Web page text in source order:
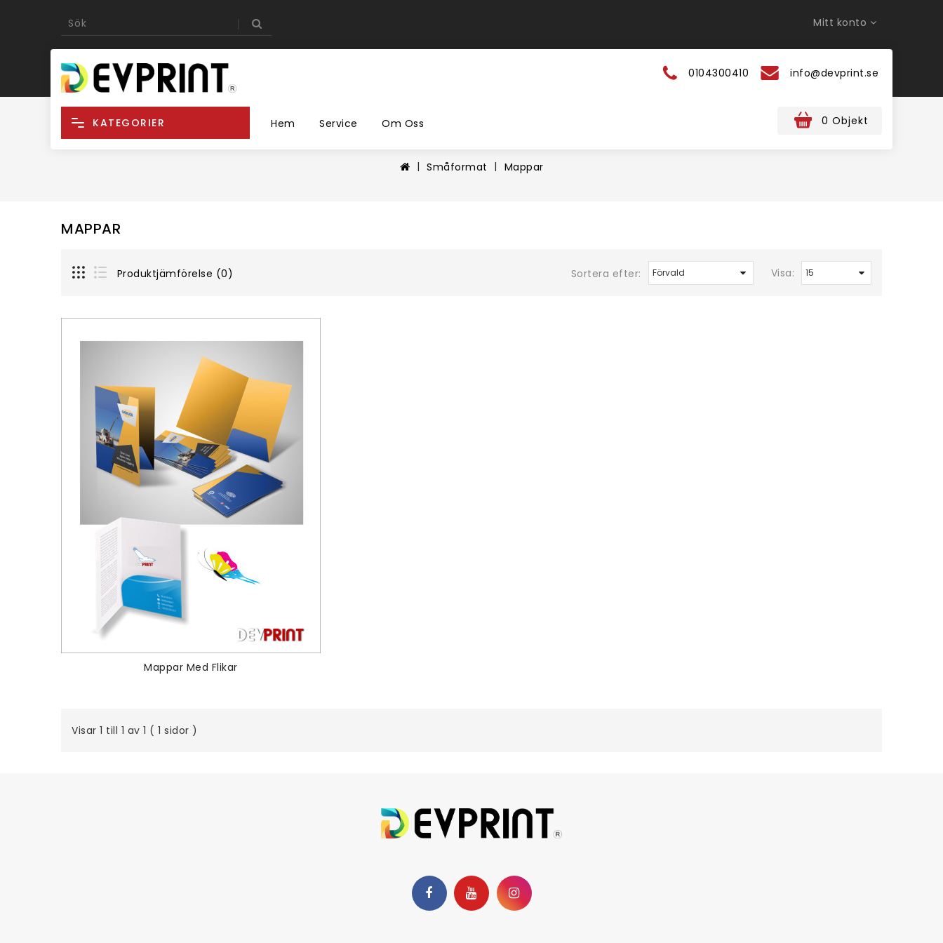
Mitt konto
0104300410 info@devprint.se
0 Objekt
KATEGORIER Hem Service Om Oss
Småformat Mappar
MAPPAR
Produktjämförelse (0) Sortera efter: Visa:
Mappar Med Flikar
Visar 1 till 1 av 1 ( 1 sidor )